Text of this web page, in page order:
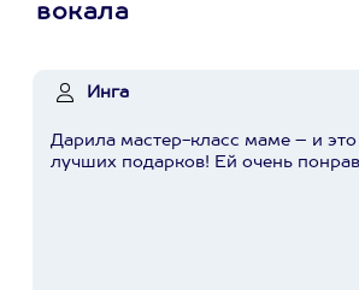
вокала
Инга
Дарила мастер-класс маме – и
лучших подарков! Ей очень